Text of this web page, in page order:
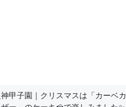
神甲子園｜クリスマスは「カーベカ